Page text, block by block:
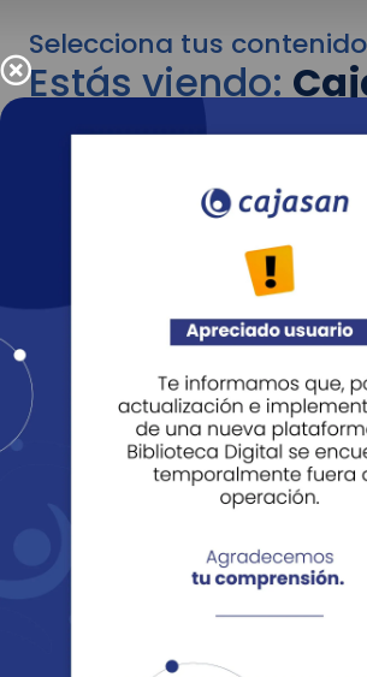
Selecciona tus
Estás viendo:
para personas
Para cambiar al contenido de tu
adelante recuerda utilizar el menú
Entendido